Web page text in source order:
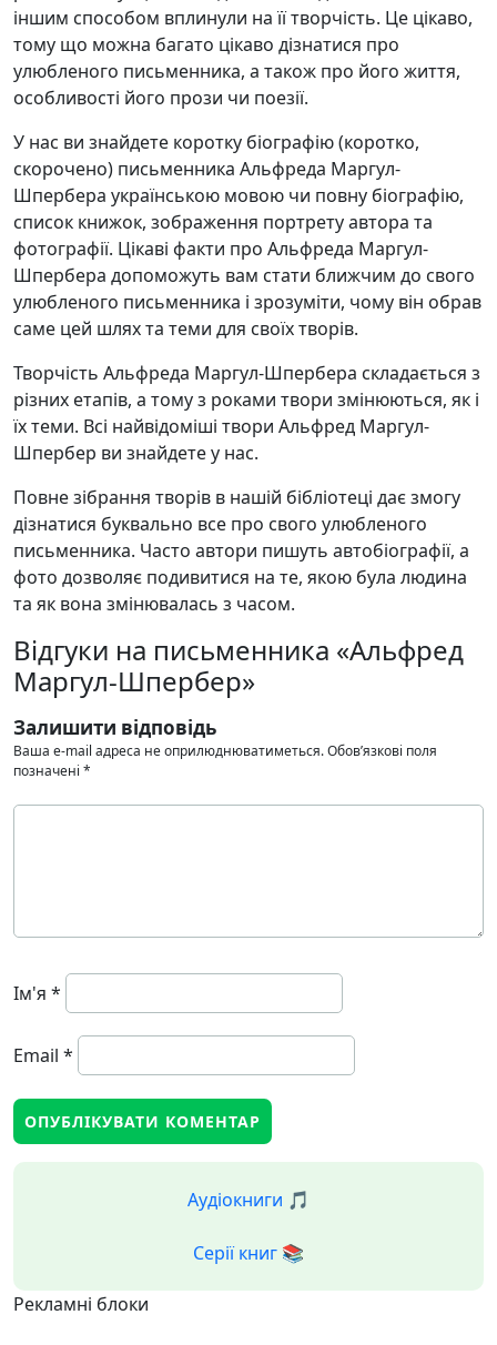
іншим способом вплинули на її творчість. Це цікаво,
тому що можна багато цікаво дізнатися про
улюбленого письменника, а також про його життя,
особливості його прози чи поезії.
У нас ви знайдете коротку біографію (коротко,
скорочено) письменника Альфреда Маргул-
Шпербера українською мовою чи повну біографію,
список книжок, зображення портрету автора та
фотографії. Цікаві факти про Альфреда Маргул-
Шпербера допоможуть вам стати ближчим до свого
улюбленого письменника і зрозуміти, чому він обрав
саме цей шлях та теми для своїх творів.
Творчість Альфреда Маргул-Шпербера складається з
різних етапів, а тому з роками твори змінюються, як і
їх теми. Всі найвідоміші твори Альфред Маргул-
Шпербер ви знайдете у нас.
Повне зібрання творів в нашій бібліотеці дає змогу
дізнатися буквально все про свого улюбленого
письменника. Часто автори пишуть автобіографії, а
фото дозволяє подивитися на те, якою була людина
та як вона змінювалась з часом.
Відгуки на письменника «Альфред
Маргул-Шпербер»
Залишити відповідь
Ваша e-mail адреса не оприлюднюватиметься.Обов’язкові поля
позначені *
Ім'я *
Email *
Аудіокниги 🎵
Серії книг 📚
Рекламні блоки